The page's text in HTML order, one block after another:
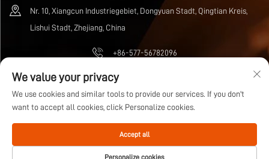
Nr. 10, Xiangcun Industriegebiet, Dongyuan Stadt, Qingtian Kreis,
Lishui Stadt, Zhejiang, China
+86-577-56782096
[email protected]
Urheberrecht © Zhejiang Wuma Drive Co., Ltd Alle Rechte vorbehalten
Datenschutzrichtlinie
We value your privacy
We use cookies and similar tools to provide our services. If you don't
want to accept all cookies, click Personalize cookies.
Personalize cookies
Accept all